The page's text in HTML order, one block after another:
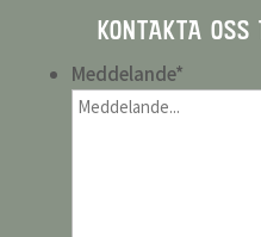
KONTAKTA
Meddelande*